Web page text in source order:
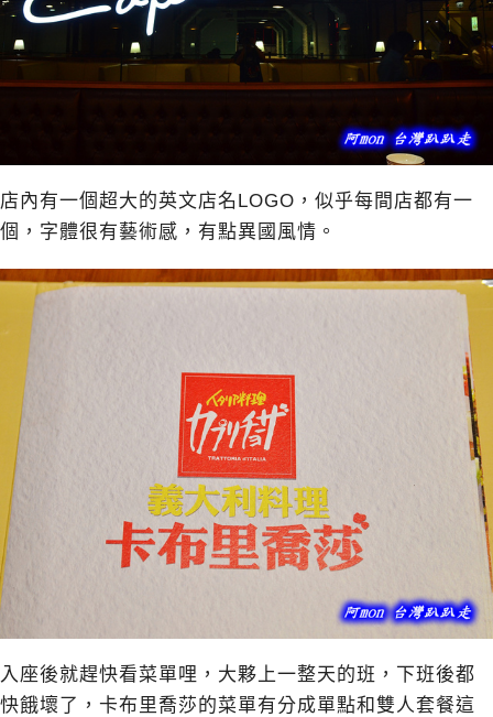
店內有一個超大的英文店名LOGO，似乎每間店都有一
個，字體很有藝術感，有點異國風情。
入座後就趕快看菜單哩，大夥上一整天的班，下班後都
快餓壞了，卡布里喬莎的菜單有分成單點和雙人套餐這